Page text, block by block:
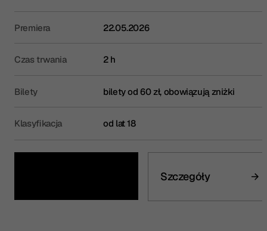
Premiera 22.05.2026
Czas trwania 2 h
Bilety bilety od 60 zł, obowiązują zniżki
Klasyfikacja od lat 18
Szczegóły